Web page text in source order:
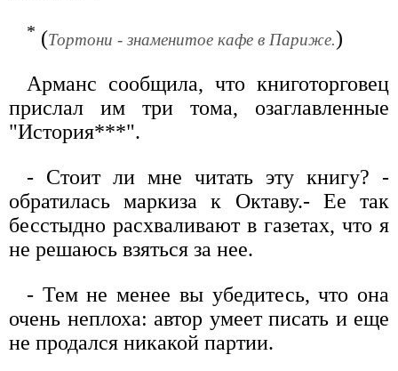
* (Тортони - знаменитое кафе в Париже.)
Арманс сообщила, что книготорговец
прислал им три тома, озаглавленные
"История***".
- Стоит ли мне читать эту книгу? -
обратилась маркиза к Октаву.- Ее так
бесстыдно расхваливают в газетах, что я
не решаюсь взяться за нее.
- Тем не менее вы убедитесь, что она
очень неплоха: автор умеет писать и еще
не продался никакой партии.